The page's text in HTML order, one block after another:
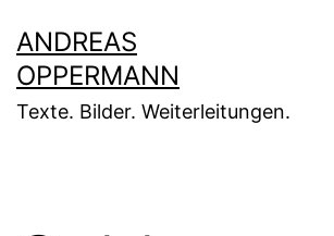
Inhalt
springen
ANDREAS
OPPERMANN
Texte. Bilder. Weiterleitungen.